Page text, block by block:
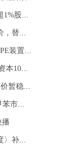
吉鑫科技：股东张毅洁拟减持公司不超1%股份 每日视讯
【快播报】杀疯了！司美格鲁肽腰斩价，替尔泊肽2折起，国产药还有机会吗？
焦点速看：生意社：1月13日扬子石化PE装置动态
广州奔霆汽摩配件有限公司成立 注册资本10万人民币-每日聚焦
生意社：1月13日开封九泓DOP企业报价暂稳|焦点信息
每日消息!生意社：1月13日华东地区甲苯市场交易情况
播
财政部印发《〈社会保险基金会计制度〉补充规定》 强化医保基金运行监测 化解收支错配风险